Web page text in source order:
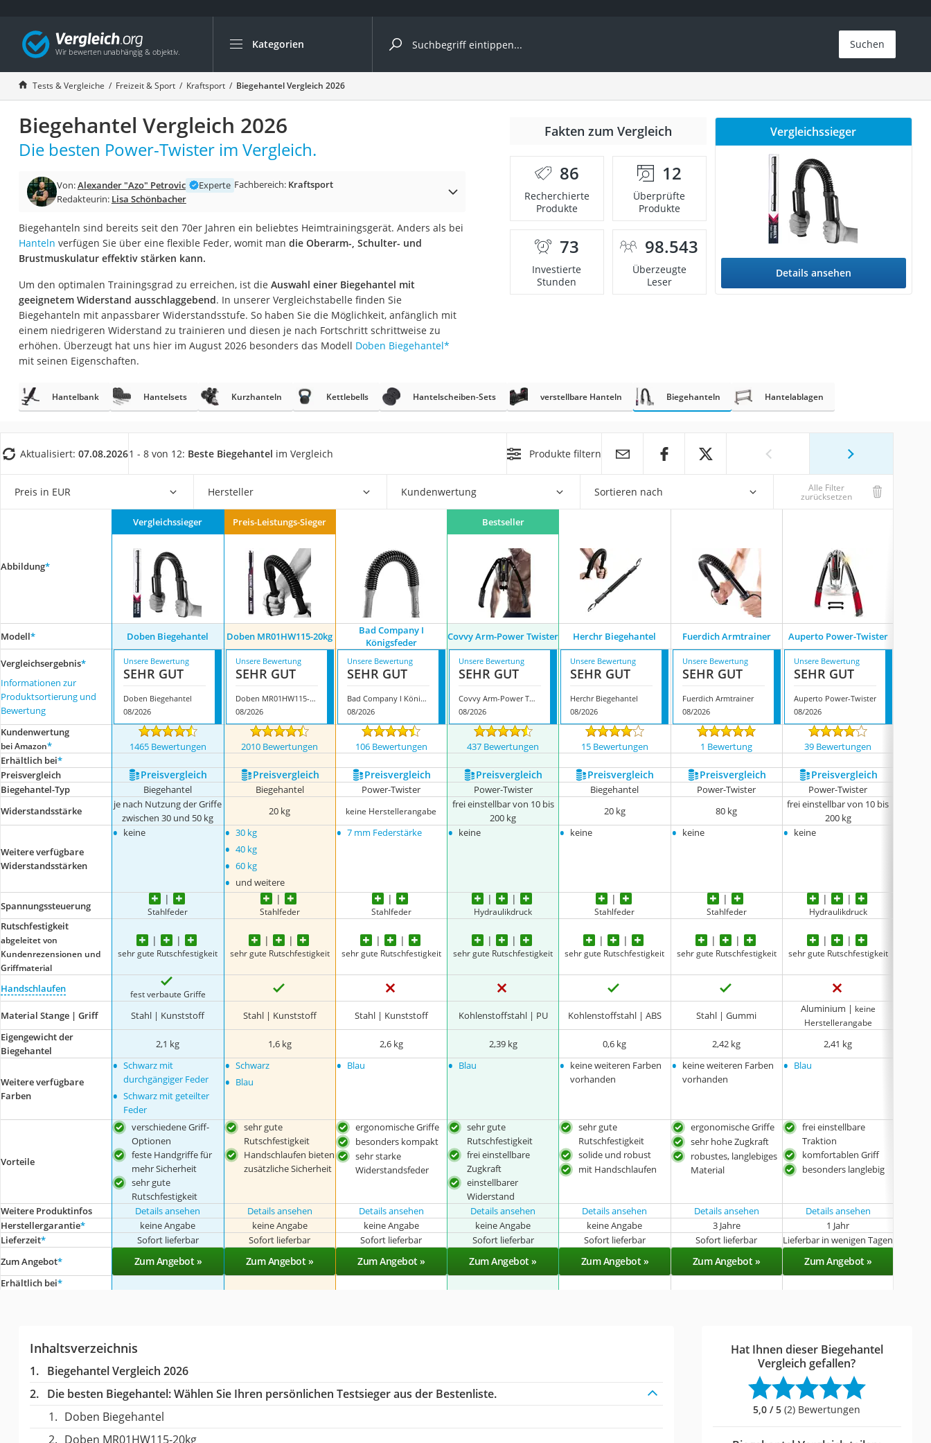
Kategorien
Die beliebtesten Vergleiche nach Kategorie
Freizeit & Sport
Gartentrampolin
Trampolin
Metalldetektor
Eufab-Fahrradträger
Trampolin 366 cm
Aluminium-Koffer
E-Bike-Dreirad
Trekkingschuhe Herren
Reisetasche mit Rollen
Koffer
Nachtsichtgerät
Handgepäck-Koffer
Wanderschuhe Herren
Sicherheitsweste Reiten
Suchen
Tests & Vergleiche Freizeit & Sport Kraftsport Biegehantel Vergleich 2026
Biegehantel Vergleich 2026
Die besten Power-Twister im Vergleich.
Von:Alexander "Azo" Petrovic Experte Fachbereich: Kraftsport
Redakteurin: Lisa Schönbacher
Biegehanteln sind bereits seit den 70er Jahren ein beliebtes Heimtrainingsgerät. Anders als bei
Hanteln verfügen Sie über eine flexible Feder, womit man die Oberarm-, Schulter- und
Brustmuskulatur effektiv stärken kann.
Um den optimalen Trainingsgrad zu erreichen, ist die Auswahl einer Biegehantel mit
geeignetem Widerstand ausschlaggebend. In unserer Vergleichstabelle finden Sie
Biegehanteln mit anpassbarer Widerstandsstufe. So haben Sie die Möglichkeit, anfänglich mit
einem niedrigeren Widerstand zu trainieren und diesen je nach Fortschritt schrittweise zu
erhöhen. Überzeugt hat uns hier im August 2026 besonders das Modell Doben Biegehantel*
mit seinen Eigenschaften.
Fakten zum Vergleich
86
Recherchierte
Produkte
12
Überprüfte
Produkte
73
Investierte
Stunden
98.543
Überzeugte
Leser
Vergleichssieger
Details ansehen
Hantelbank Hantelsets Kurzhanteln Kettlebells Hantelscheiben-Sets verstellbare Hanteln Biegehanteln Hantelablagen
Aktualisiert: 07.08.20261 - 8 von 12: Beste Biegehantel im Vergleich Produkte filtern
Preis in EUR Hersteller Kundenwertung Sortieren nach Alle Filter
zurücksetzen
Abbildung*
Vergleichssieger Preis-Leistungs-Sieger Bestseller
Modell* Doben Biegehantel Doben MR01HW115-20kg
Bad Company I
Königsfeder
Covvy Arm-Power Twister Herchr Biegehantel Fuerdich Armtrainer Auperto Power-Twister
Vergleichsergebnis*
Informationen zur
Produktsortierung und
Bewertung
Unsere Bewertung
SEHR GUT
Doben Biegehantel
08/2026
Unsere Bewertung
SEHR GUT
Doben MR01HW115-20kg
08/2026
Unsere Bewertung
SEHR GUT
Bad Company I Königsfeder
08/2026
Unsere Bewertung
SEHR GUT
Covvy Arm-Power Twister
08/2026
Unsere Bewertung
SEHR GUT
Herchr Biegehantel
08/2026
Unsere Bewertung
SEHR GUT
Fuerdich Armtrainer
08/2026
Unsere Bewertung
SEHR GUT
Auperto Power-Twister
08/2026
Kundenwertung
bei Amazon* 1465 Bewertungen 2010 Bewertungen 106 Bewertungen 437 Bewertungen 15 Bewertungen 1 Bewertung 39 Bewertungen
Erhältlich bei*
Preis­vergleich
Preis­vergleich Preis­vergleich Preis­vergleich Preis­vergleich Preis­vergleich Preis­vergleich Preis­vergleich
Biegehantel-Typ Biegehantel Biegehantel Power-Twister Power-Twister Biegehantel Power-Twister Power-Twister
Widerstandsstärke
je nach Nutzung der Griffe
zwischen 30 und 50 kg
20 kg keine Herstellerangabe
frei einstellbar von 10 bis
200 kg
20 kg 80 kg
frei einstellbar von 10 bis
200 kg
Weitere verfügbare
Widerstandsstärken
• keine • 30 kg
• 40 kg
• 60 kg
• und weitere
• 7 mm Federstärke • keine • keine • keine • keine
Spannungssteuerung Stahlfeder Stahlfeder Stahlfeder Hydraulikdruck Stahlfeder Stahlfeder Hydraulikdruck
Rutschfestigkeit
abgeleitet von
Kundenrezensionen und
Griffmaterial
sehr gute Rutschfestigkeit sehr gute Rutschfestigkeit sehr gute Rutschfestigkeit sehr gute Rutschfestigkeit sehr gute Rutschfestigkeit sehr gute Rutschfestigkeit sehr gute Rutschfestigkeit
Handschlaufen fest verbaute Griffe
Material Stange | Griff Stahl | Kunststoff Stahl | Kunststoff Stahl | Kunststoff Kohlenstoffstahl | PU Kohlenstoffstahl | ABS Stahl | Gummi
Aluminium | keine
Herstellerangabe
Eigengewicht der
Biegehantel
2,1 kg 1,6 kg 2,6 kg 2,39 kg 0,6 kg 2,42 kg 2,41 kg
Weitere verfügbare
Farben
• Schwarz mit
durchgängiger Feder
• Schwarz mit geteilter
Feder
• Schwarz
• Blau
• Blau • Blau • keine weiteren Farben
vorhanden
• keine weiteren Farben
vorhanden
• Blau
Vorteile
verschiedene Griff-
Optionen
feste Handgriffe für
mehr Sicherheit
sehr gute
Rutschfestigkeit
sehr gute
Rutschfestigkeit
Handschlaufen bieten
zusätzliche Sicherheit
ergonomische Griffe
besonders kompakt
sehr starke
Widerstandsfeder
sehr gute
Rutschfestigkeit
frei einstellbare
Zugkraft
einstellbarer
Widerstand
sehr gute
Rutschfestigkeit
solide und robust
mit Handschlaufen
ergonomische Griffe
sehr hohe Zugkraft
robustes, langlebiges
Material
frei einstellbare
Traktion
komfortablen Griff
besonders langlebig
Weitere Produktinfos
Details ansehen Details ansehen Details ansehen Details ansehen Details ansehen Details ansehen
Details ansehen
Herstellergarantie* keine Angabe keine Angabe keine Angabe keine Angabe keine Angabe 3 Jahre 1 Jahr
Lieferzeit* Sofort lieferbar Sofort lieferbar Sofort lieferbar Sofort lieferbar Sofort lieferbar Sofort lieferbar Lieferbar in wenigen Tagen
Zum Angebot* Zum Angebot » Zum Angebot » Zum Angebot » Zum Angebot » Zum Angebot » Zum Angebot » Zum Angebot »
Erhältlich bei*
Inhaltsverzeichnis
Biegehantel Vergleich 2026
Die besten Biegehantel:Wählen Sie Ihren persönlichen Testsieger aus der Bestenliste.
Doben Biegehantel
Doben MR01HW115-20kg
Hat Ihnen dieser Biegehantel
Vergleich gefallen?
5,0 / 5 (2) Bewertungen